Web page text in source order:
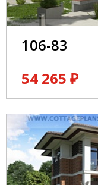
106-83
54 265 ₽